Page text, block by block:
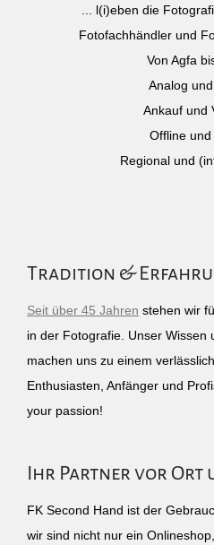
... l(i)eben die
Fotofachhändler und
Von Agfa
Analog und
Ankauf und
Offline und
Regional und
Tradition &
Seit über 45 Jahren stehen wir
in der Fotografie. Unser Wissen
machen uns zu einem
Enthusiasten, Anfänger und
your passion!
Ihr Partner vor Ort
FK Second Hand ist der
wir sind nicht nur ein